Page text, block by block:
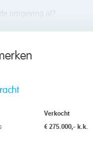
omgeving al?
en
Ook de jachthaven en
verbindingen naar
voor rustzoekers, maar
Verkocht
€ 275.000,- k.k.